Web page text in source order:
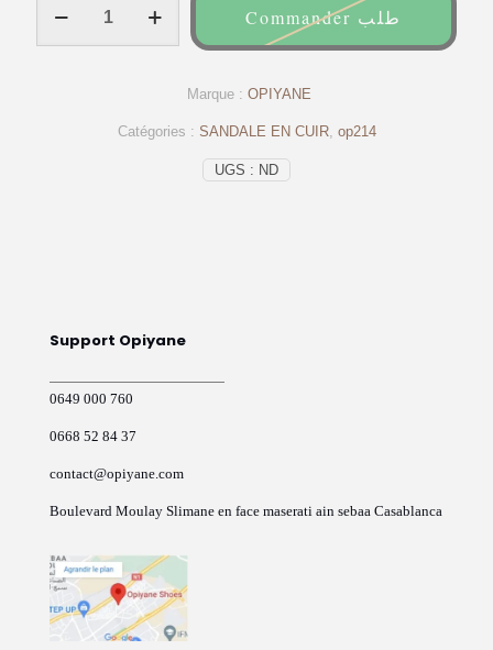
Commander طلب
UGS : ND
Catégories : SANDALE EN CUIR, op214
Marque : OPIYANE
Support Opiyane
0649 000 760
0668 52 84 37
contact@opiyane.com
Boulevard Moulay Slimane en face maserati ain sebaa Casablanca